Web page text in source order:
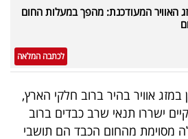
האוויר המעודכנת: מהפך במעלות החום
לכתבה המלאה
אוויר בהיר ברוב חלקי הארץ,
ישררו תנאי שרב כבדים ברוב
מסוימת מהחום הכבד הם תושבי